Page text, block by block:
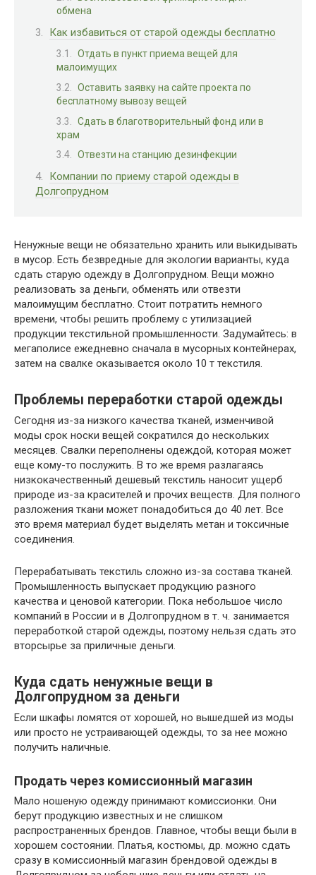
обмена
Как избавиться от старой одежды бесплатно
Отдать в пункт приема вещей для
малоимущих
Оставить заявку на сайте проекта по
бесплатному вывозу вещей
Сдать в благотворительный фонд или в
храм
Отвезти на станцию дезинфекции
Компании по приему старой одежды в
Долгопрудном
Ненужные вещи не обязательно хранить или выкидывать
в мусор. Есть безвредные для экологии варианты, куда
сдать старую одежду в Долгопрудном. Вещи можно
реализовать за деньги, обменять или отвезти
малоимущим бесплатно. Стоит потратить немного
времени, чтобы решить проблему с утилизацией
продукции текстильной промышленности. Задумайтесь: в
мегаполисе ежедневно сначала в мусорных контейнерах,
затем на свалке оказывается около 10 т текстиля.
Проблемы переработки старой одежды
Сегодня из-за низкого качества тканей, изменчивой
моды срок носки вещей сократился до нескольких
месяцев. Свалки переполнены одеждой, которая может
еще кому-то послужить. В то же время разлагаясь
низкокачественный дешевый текстиль наносит ущерб
природе из-за красителей и прочих веществ. Для полного
разложения ткани может понадобиться до 40 лет. Все
это время материал будет выделять метан и токсичные
соединения.
Перерабатывать текстиль сложно из-за состава тканей.
Промышленность выпускает продукцию разного
качества и ценовой категории. Пока небольшое число
компаний в России и в Долгопрудном в т. ч. занимается
переработкой старой одежды, поэтому нельзя сдать это
вторсырье за приличные деньги.
Куда сдать ненужные вещи в
Долгопрудном за деньги
Если шкафы ломятся от хорошей, но вышедшей из моды
или просто не устраивающей одежды, то за нее можно
получить наличные.
Продать через комиссионный магазин
Мало ношеную одежду принимают комиссионки. Они
берут продукцию известных и не слишком
распространенных брендов. Главное, чтобы вещи были в
хорошем состоянии. Платья, костюмы, др. можно сдать
сразу в комиссионный магазин брендовой одежды в